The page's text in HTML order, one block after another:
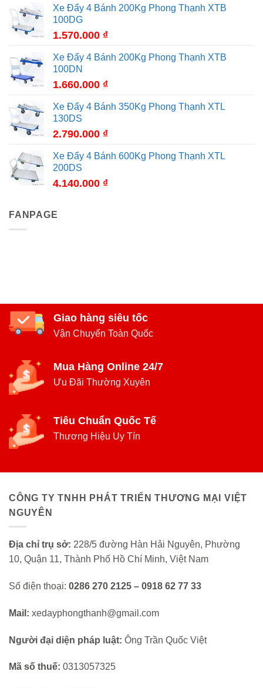
Xe Đẩy 4 Bánh 200Kg Phong Thạnh XTB
100DG
1.570.000 ₫
Xe Đẩy 4 Bánh 200Kg Phong Thạnh XTB
100DN
1.660.000 ₫
Xe Đẩy 4 Bánh 350Kg Phong Thạnh XTL
130DS
2.790.000 ₫
Xe Đẩy 4 Bánh 600Kg Phong Thạnh XTL
200DS
4.140.000 ₫
FANPAGE
Giao hàng siêu tốc
Vận Chuyển Toàn Quốc
Mua Hàng Online 24/7
Ưu Đãi Thường Xuyên
Tiêu Chuẩn Quốc Tế
Thương Hiệu Uy Tín
CÔNG TY TNHH PHÁT TRIỂN THƯƠNG MẠI VIỆT
NGUYÊN
Địa chỉ trụ sở: 228/5 đường Hàn Hải Nguyên, Phường
10, Quận 11, Thành Phố Hồ Chí Minh, Việt Nam
Số điện thoại: 0286 270 2125 – 0918 62 77 33
Mail: xedayphongthanh@gmail.com
Người đại diện pháp luật: Ông Trần Quốc Việt
Mã số thuế: 0313057325